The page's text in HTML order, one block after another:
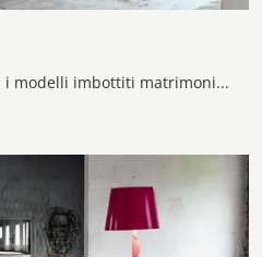
Il letto Jackie in tessuto, tra i modelli imbottiti matrimoniali moderni di Veneran, è ideale per garantirti il sonno più profondo.